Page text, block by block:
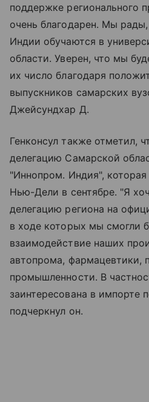
поддержке регионального
очень благодарен. Мы
Индии обучаются в
области. Уверен, что мы
их число благодаря
выпускников самарских
Джейсундхар Д.
Генконсул также отметил,
делегацию Самарской
"Иннопром. Индия",
Нью-Дели в сентябре. "Я
делегацию региона на
в ходе которых мы смогли
взаимодействие наших
автопрома, фармацевтики,
промышленности. В
заинтересована в импорте
подчеркнул он.